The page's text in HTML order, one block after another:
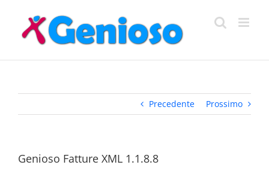
contenuto
Precedente Prossimo
Genioso Fatture XML 1.1.8.8